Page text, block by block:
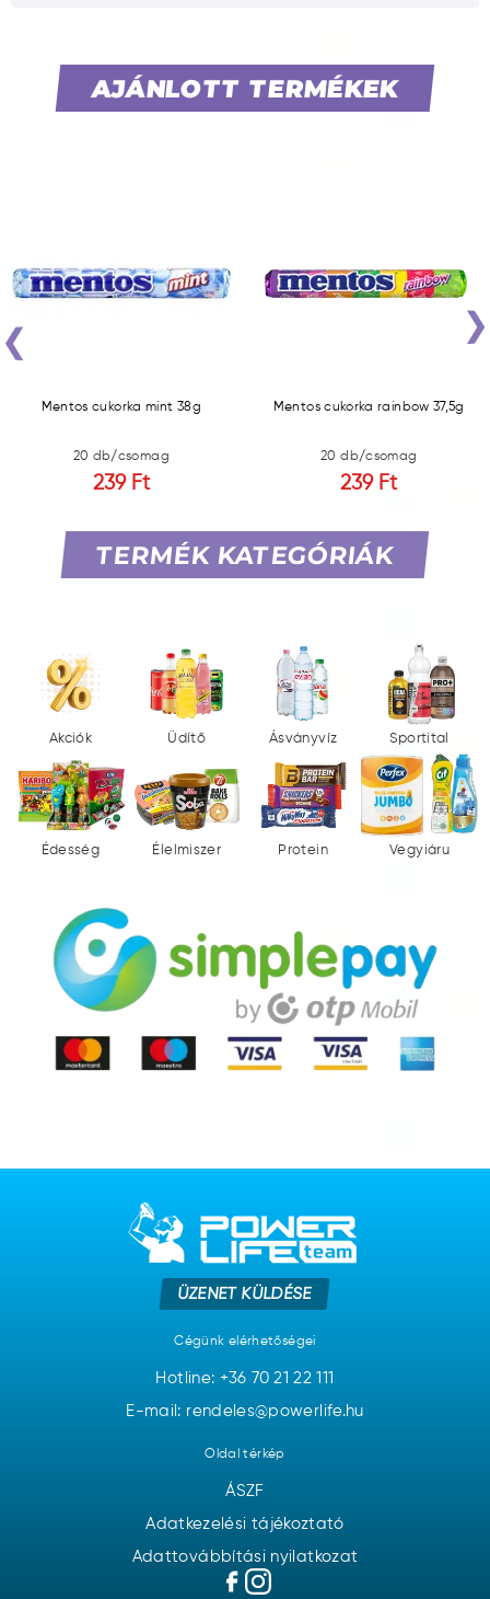
AJÁNLOTT TERMÉKEK
Mentos cukorka mint 38g
20 db/csomag
239 Ft
Mentos cukorka rainbow 37,5g
20 db/csomag
239 Ft
‹ ›
TERMÉK KATEGÓRIÁK
Akciók Üdítő Ásványvíz Sportital
Édesség Élelmiszer Protein Vegyiáru
ÜZENET KÜLDÉSE
Cégünk elérhetőségei
Hotline: +36 70 21 22 111
E-mail: rendeles@powerlife.hu
Oldal térkép
ÁSZF
Adatkezelési tájékoztató
Adattovábbítási nyilatkozat